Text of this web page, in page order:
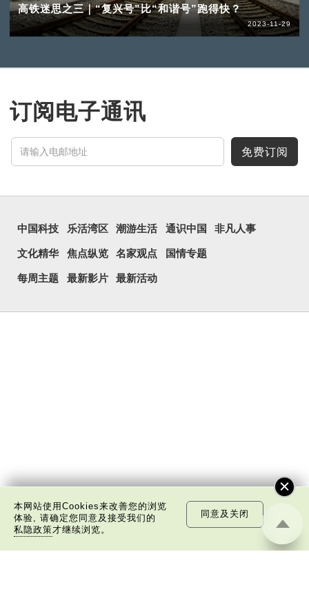
高铁迷思之三｜“复兴号”比“和谐号”跑得快？
2023-11-29
订阅电子通讯
免费订阅
中国科技 乐活湾区 潮游生活 通识中国 非凡人事
文化精华 焦点纵览 名家观点 国情专题
每周主题 最新影片 最新活动
本网站使用Cookies来改善您的浏览
体验, 请确定您同意及接受我们的
私隐政策才继续浏览。
同意及关闭